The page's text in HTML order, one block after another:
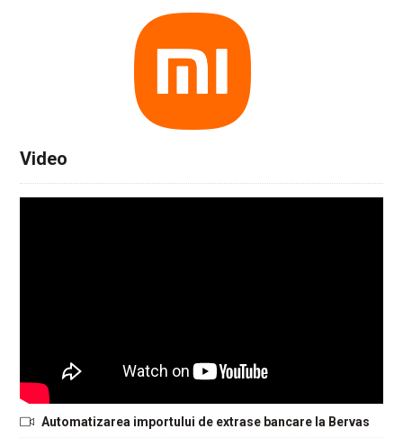
Video
Automatizarea importului de extrase bancare la Bervas